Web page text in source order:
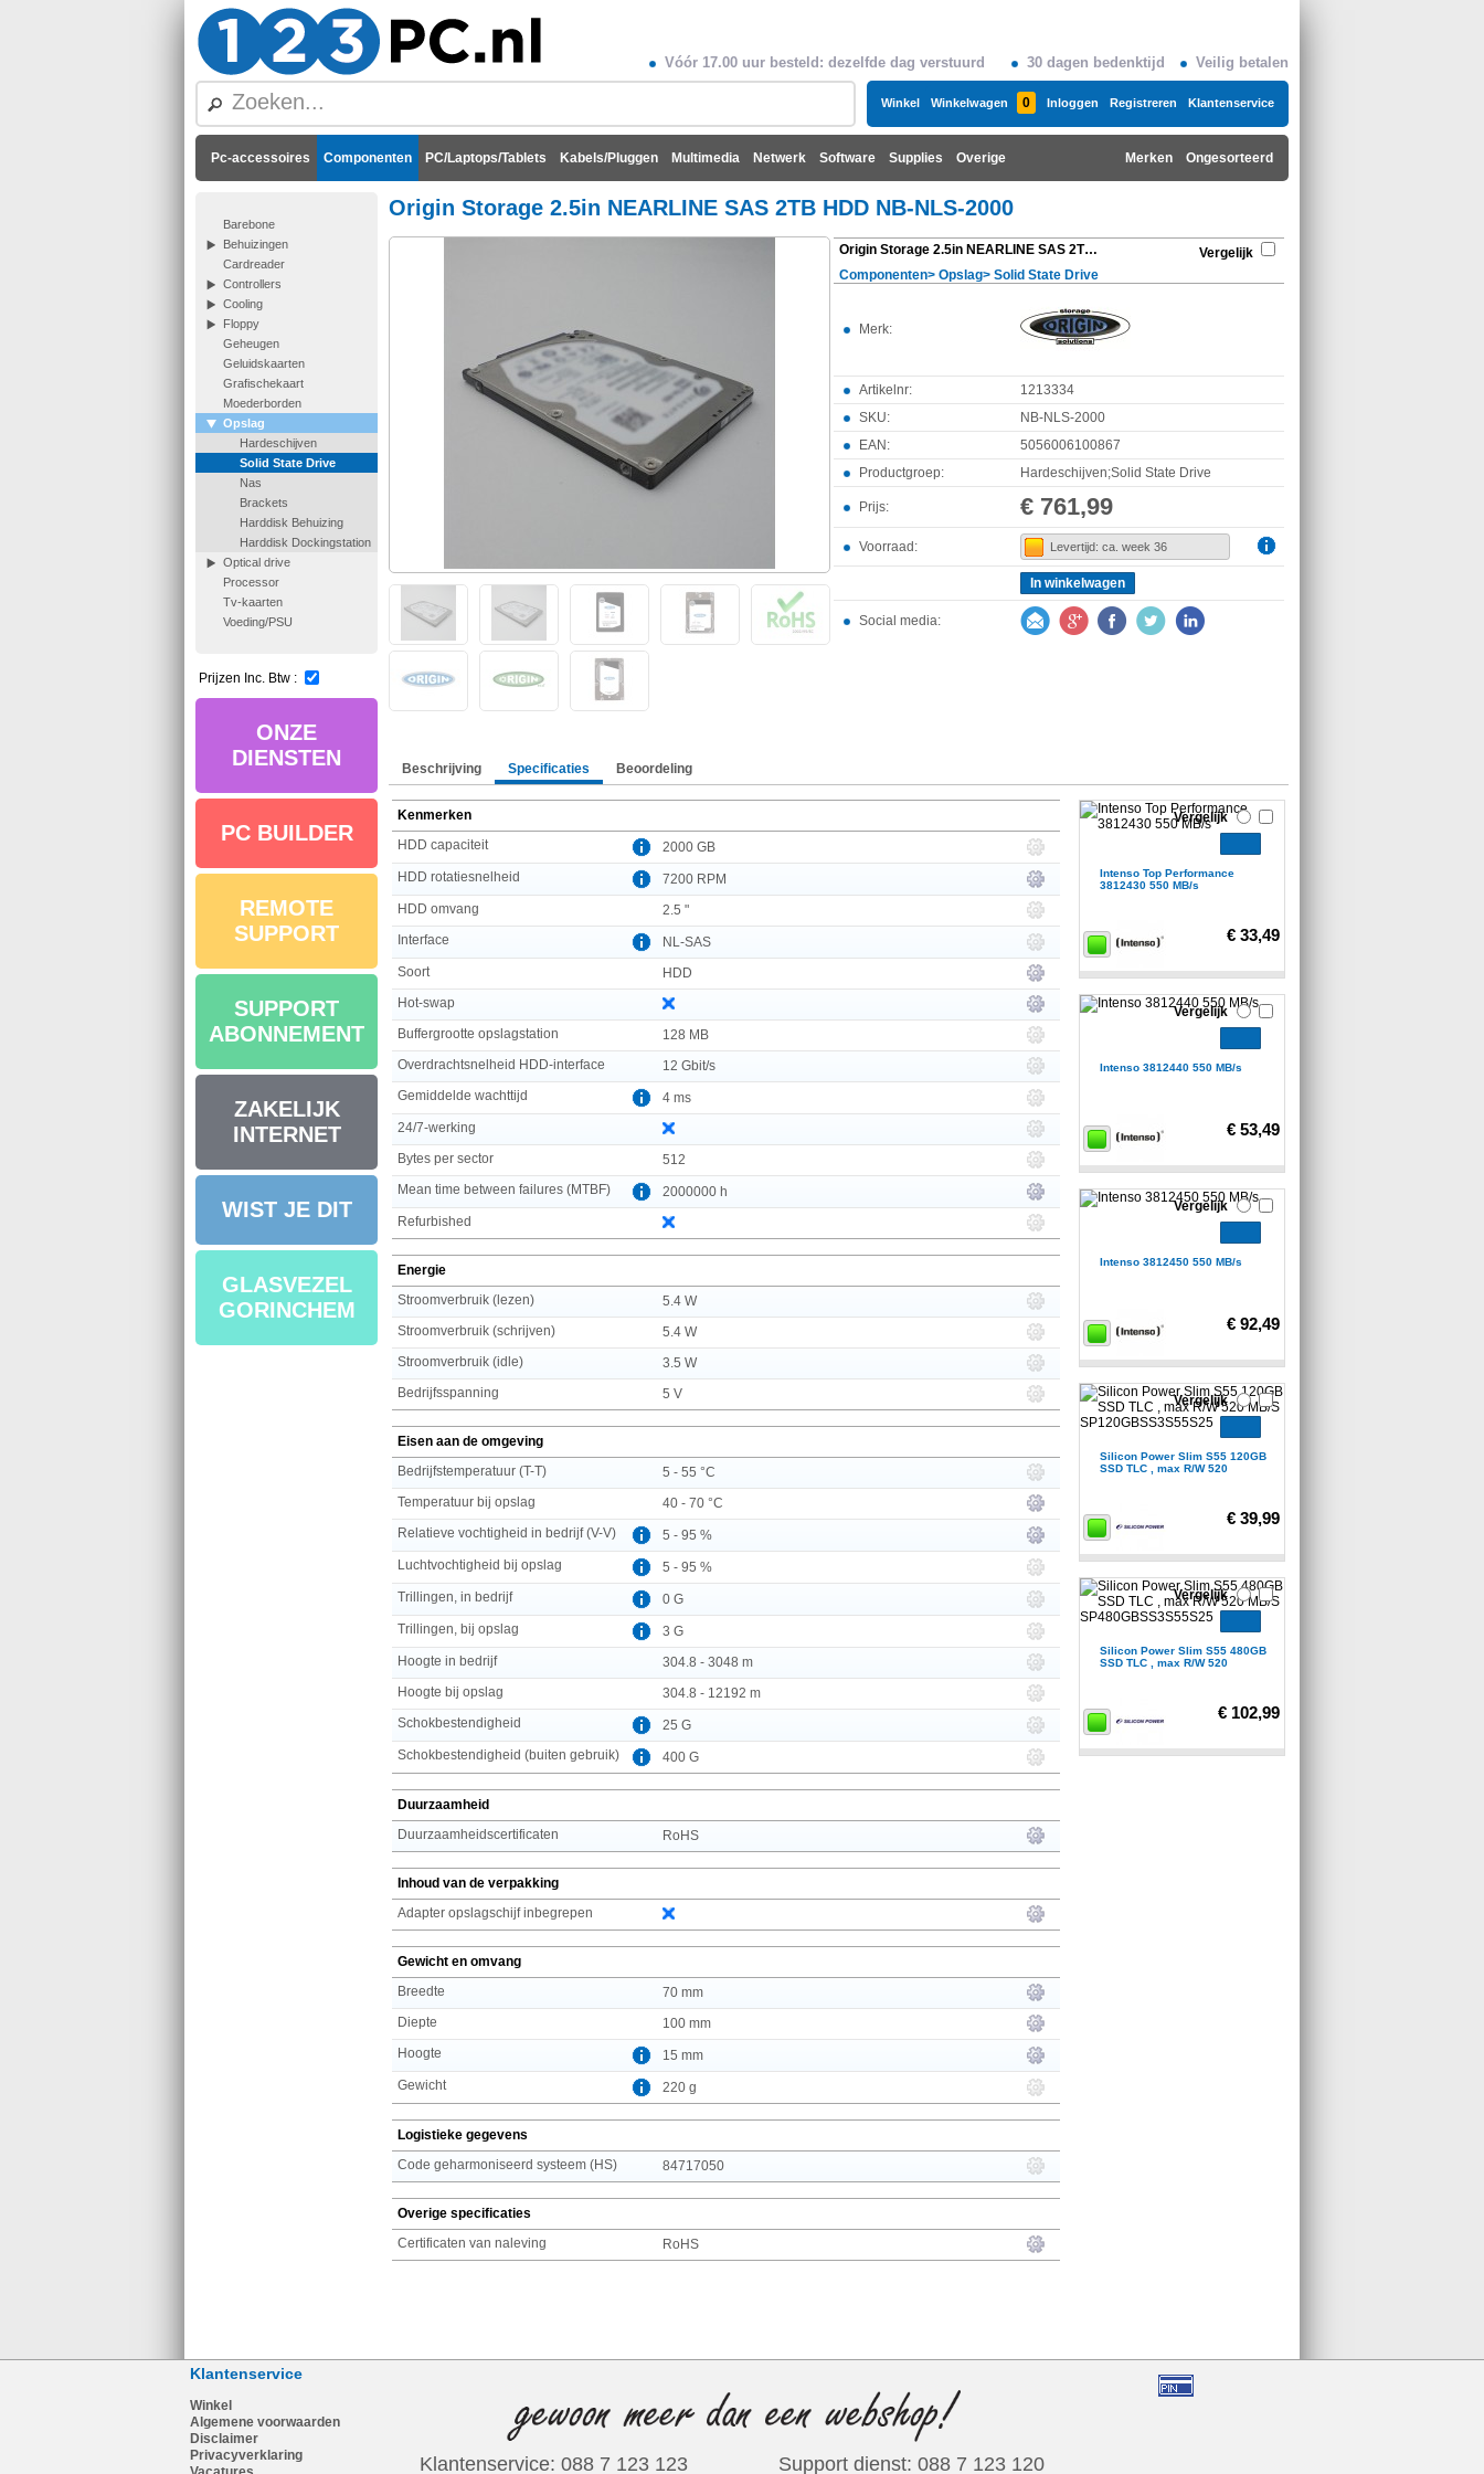
Vóór 17.00 uur besteld: dezelfde dag verstuurd 30 dagen bedenktijd Veilig betalen
Winkel Winkelwagen 0 Inloggen Registreren Klantenservice
Pc-accessoires Componenten PC/Laptops/Tablets Kabels/Pluggen Multimedia Netwerk Software Supplies Overige Ongesorteerd
Merken
Barebone
Behuizingen
Cardreader
Controllers
Cooling
Floppy
Geheugen
Geluidskaarten
Grafischekaart
Moederborden
Opslag
Hardeschijven
Solid State Drive
Nas
Brackets
Harddisk Behuizing
Harddisk Dockingstation
Optical drive
Processor
Tv-kaarten
Voeding/PSU
Prijzen Inc. Btw :
ONZE
DIENSTEN
PC BUILDER
REMOTE
SUPPORT
SUPPORT
ABONNEMENT
ZAKELIJK
INTERNET
WIST JE DIT
GLASVEZEL
GORINCHEM
Origin Storage 2.5in NEARLINE SAS 2TB HDD NB-NLS-2000
Origin Storage 2.5in NEARLINE SAS 2TB HDD NB-NLS-2000
Vergelijk
Componenten> Opslag> Solid State Drive
Merk:
Artikelnr:
1213334
SKU:
NB-NLS-2000
EAN:
5056006100867
Productgroep:
Hardeschijven;Solid State Drive
Prijs: € 761,99
Voorraad: Levertijd: ca. week 36
In winkelwagen
Social media:
Beschrijving Specificaties Beoordeling
Kenmerken
HDD capaciteit
2000 GB
HDD rotatiesnelheid
7200 RPM
HDD omvang
2.5 "
Interface
NL-SAS
Soort
HDD
Hot-swap
Buffergrootte opslagstation
128 MB
Overdrachtsnelheid HDD-interface
12 Gbit/s
Gemiddelde wachttijd
4 ms
24/7-werking
Bytes per sector
512
Mean time between failures (MTBF)
2000000 h
Refurbished
Energie
Stroomverbruik (lezen)
5.4 W
Stroomverbruik (schrijven)
5.4 W
Stroomverbruik (idle)
3.5 W
Bedrijfsspanning
5 V
Eisen aan de omgeving
Bedrijfstemperatuur (T-T)
5 - 55 °C
Temperatuur bij opslag
40 - 70 °C
Relatieve vochtigheid in bedrijf (V-V)
5 - 95 %
Luchtvochtigheid bij opslag
5 - 95 %
Trillingen, in bedrijf
0 G
Trillingen, bij opslag
3 G
Hoogte in bedrijf
304.8 - 3048 m
Hoogte bij opslag
304.8 - 12192 m
Schokbestendigheid
25 G
Schokbestendigheid (buiten gebruik)
400 G
Duurzaamheid
Duurzaamheidscertificaten
RoHS
Inhoud van de verpakking
Adapter opslagschijf inbegrepen
Gewicht en omvang
Breedte
70 mm
Diepte
100 mm
Hoogte
15 mm
Gewicht
220 g
Logistieke gegevens
Code geharmoniseerd systeem (HS)
84717050
Overige specificaties
Certificaten van naleving
RoHS
Intenso Top Performance
3812430 550 MB/s
€ 33,49
Vergelijk
Intenso 3812440 550 MB/s
€ 53,49
Vergelijk
Intenso 3812450 550 MB/s
€ 92,49
Vergelijk
Silicon Power Slim S55 120GB
SSD TLC , max R/W 520
€ 39,99
Vergelijk
Silicon Power Slim S55 480GB
SSD TLC , max R/W 520
€ 102,99
Vergelijk
Klantenservice
Winkel
Algemene voorwaarden
Disclaimer
Privacyverklaring
Klantenservice: 088 7 123 123 Support dienst: 088 7 123 120